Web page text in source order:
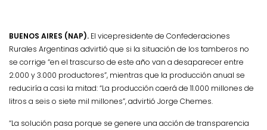
BUENOS AIRES (NAP). El vicepresidente de Confederaciones
Rurales Argentinas advirtió que si la situación de los tamberos no
se corrige “en el trascurso de este año van a desaparecer entre
2.000 y 3.000 productores”, mientras que la producción anual se
reduciría a casi la mitad:“La producción caerá de 11.000 millones de
litros a seis o siete mil millones”, advirtió Jorge Chemes.
“La solución pasa porque se genere una acción de transparencia